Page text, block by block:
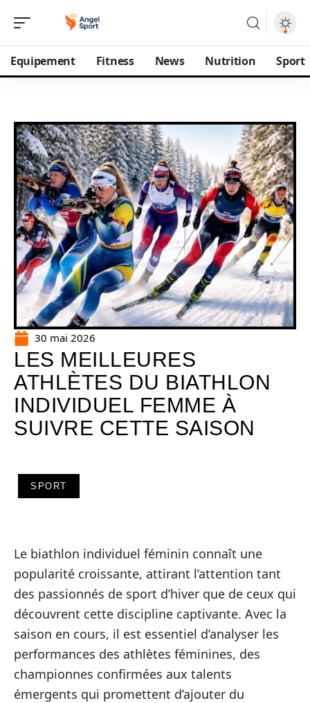
Equipement Fitness News Nutrition Sport
30 mai 2026
LES MEILLEURES
ATHLÈTES DU BIATHLON
INDIVIDUEL FEMME À
SUIVRE CETTE SAISON
SPORT
Le biathlon individuel féminin connaît une
popularité croissante, attirant l’attention tant
des passionnés de sport d’hiver que de ceux qui
découvrent cette discipline captivante. Avec la
saison en cours, il est essentiel d’analyser les
performances des athlètes féminines, des
championnes confirmées aux talents
émergents qui promettent d’ajouter du